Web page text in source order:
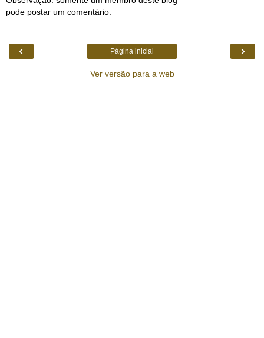
pode postar um comentário.
‹ ›
Página inicial
Ver versão para a web